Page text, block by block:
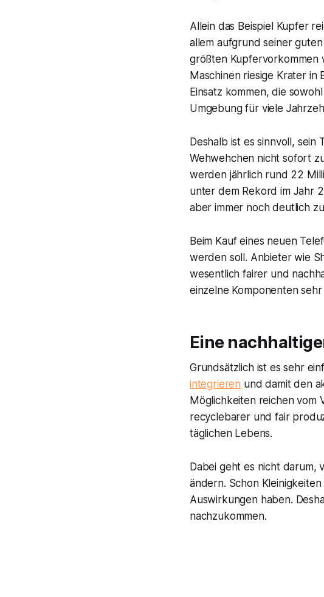
Allein das Beispiel Kupfer
allem aufgrund seiner
größten Kupfervorkommen
Maschinen riesige Krater
Einsatz kommen, die
Umgebung für viele
Deshalb ist es sinnvoll,
Wehwehchen nicht sofort
werden jährlich rund 22
unter dem Rekord im Jahr
aber immer noch deutlich
Beim Kauf eines neuen
werden soll. Anbieter wie
wesentlich fairer und
einzelne Komponenten
Eine
Grundsätzlich ist es sehr
integrieren und damit den
Möglichkeiten reichen vom
recyclebarer und fair
täglichen Lebens.
Dabei geht es nicht darum,
ändern. Schon
Auswirkungen haben.
nachzukommen.